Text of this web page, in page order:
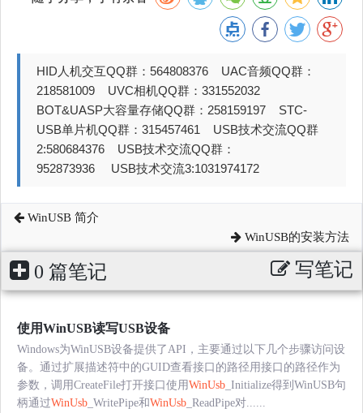
HID人机交互QQ群：564808376 UAC音频QQ群：
218581009 UVC相机QQ群：331552032
BOT&UASP大容量存储QQ群：258159197 STC-
USB单片机QQ群：315457461 USB技术交流QQ群
2:580684376 USB技术交流QQ群：
952873936 USB技术交流3:1031974172
WinUSB 简介
WinUSB的安装方法
0 篇笔记 写笔记
使用WinUSB读写USB设备
Windows为WinUSB设备提供了API，主要通过以下几个步骤访问设
备。通过扩展描述符中的GUID查看接口的路径用接口的路径作为
参数，调用CreateFile打开接口使用WinUsb _Initialize得到WinUSB句
柄通过WinUsb _WritePipe和WinUsb _ReadPipe对......